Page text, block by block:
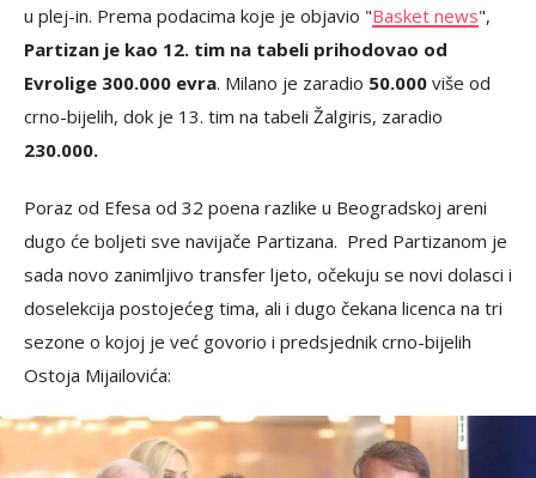
u plej-in. Prema podacima koje je objavio "Basket news",
Partizan je kao 12. tim na tabeli prihodovao od
Evrolige 300.000 evra. Milano je zaradio 50.000 više od
crno-bijelih, dok je 13. tim na tabeli Žalgiris, zaradio
230.000.
Poraz od Efesa od 32 poena razlike u Beogradskoj areni
dugo će boljeti sve navijače Partizana. Pred Partizanom je
sada novo zanimljivo transfer ljeto, očekuju se novi dolasci i
doselekcija postojećeg tima, ali i dugo čekana licenca na tri
sezone o kojoj je već govorio i predsjednik crno-bijelih
Ostoja Mijailovića: